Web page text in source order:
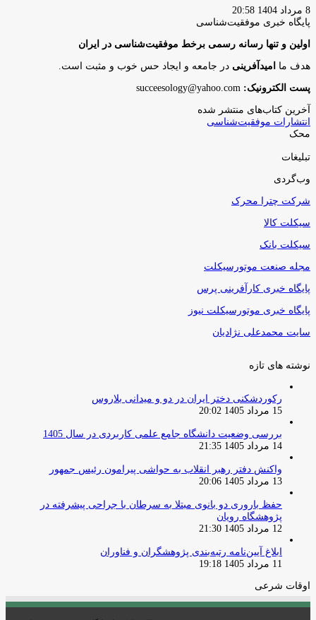
8 مرداد 1404 20:58
پایگاه‌ خبری موفقیت‌شناسی
اولین و تنها رسانه رسمی برخط موفقیت‌شناسی در ایران
هدف ما امیدآفرینی در جامعه و ایجاد حس خوب و مثبت است.
پست الکترونیک:
آخرین کتاب‌های منتشر شده
انتشارات موفقیت‌شناسی
محک
تبلیغات
وب‌گردی
شرکت چترا محرک
سیکلت کالا
سیکلت بانک
مجله صنعت موتورسیکلت
پایگاه خبری کارآفرینی پرس
پایگاه خبری موتورسیکلت نیوز
سایت محمدعلی نژادیان
نوشته های تازه
رکوردشکنی دختر ایران در دو و میدانی بلاروس
15 مرداد 1405 20:02
بررسی وضعیت دانشگاه جامع علمی کاربردی در سال 1405
14 مرداد 1405 21:35
واکنش دفتر رهبر انقلاب به حواشی پیرامون رئیس جمهور
13 مرداد 1405 20:06
حفظ باروری دو بانوی مبتلا به سرطان با جراحی پیشرفته در
پژوهشگاه رویان
12 مرداد 1405 21:30
ابلاغ آیین‌نامه رتبه‌بندی پژوهشگران و فناوران
11 مرداد 1405 19:18
اوقات شرعی